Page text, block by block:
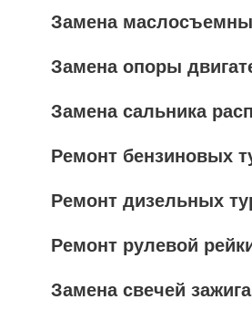
Замена
Замена опоры
Замена сальника
Ремонт бензиновых
Ремонт дизельных
Ремонт рулевой
Замена свечей